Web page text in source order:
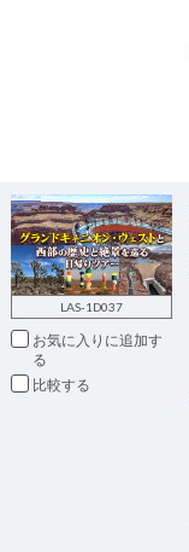
LAS-1D037
お気に入りに追加
比較